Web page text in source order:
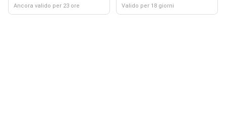
Ancora valido per 23 ore Valido per 18 giorni